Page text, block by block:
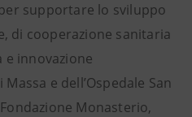
supportare lo sviluppo
di cooperazione sanitaria
e innovazione
e dell’Ospedale San
Monasterio,